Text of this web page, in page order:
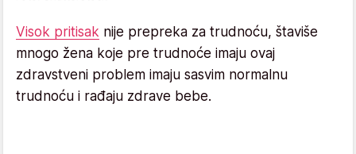
Visok pritisak nije prepreka za trudnoću, štaviše
mnogo žena koje pre trudnoće imaju ovaj
zdravstveni problem imaju sasvim normalnu
trudnoću i rađaju zdrave bebe.